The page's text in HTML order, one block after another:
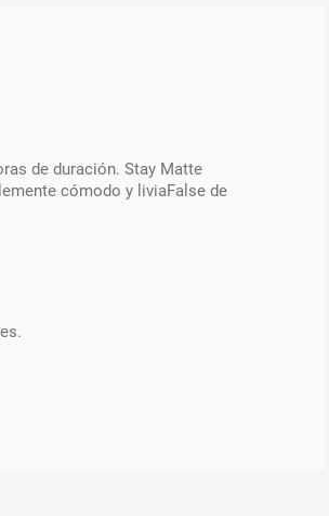
de duración. Stay Matte
cómodo y liviaFalse de